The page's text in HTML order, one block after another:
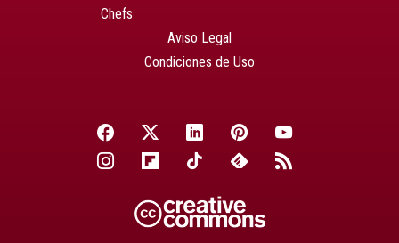
Chefs
Aviso Legal
Condiciones de Uso